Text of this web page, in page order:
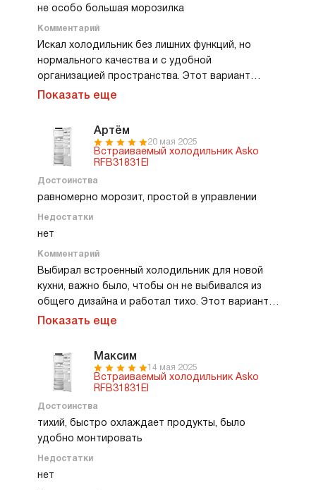
не особо большая морозилка
Комментарий
Искал холодильник без лишних функций, но
нормального качества и с удобной
организацией пространства. Этот вариант
оказался именно таким. Полки крепкие, ящики
встраивания. Морозильное отделение
сравнительно небольшое, но для меня хватает.
В целом ощущается как качественная техника,
которая не требует привыкания и просто
делает свою работу.
Показать еще
Артём
20 мая 2025
Встраиваемый холодильник Asko
RFB31831EI
Достоинства
равномерно морозит, простой в управлении
Недостатки
нет
Комментарий
Выбирал встроенный холодильник для новой
кухни, важно было, чтобы он не выбивался из
общего дизайна и работал тихо. Этот вариант
полностью устроил. Холод распределяется
переставлять, помещаются кастрюли и высокая
посуда. Температура держится стабильно,
управление простое. В повседневном
использовании вообще не напрягает, просто
работает и не требует внимания.
Показать еще
Максим
14 мая 2025
Встраиваемый холодильник Asko
RFB31831EI
Достоинства
тихий, быстро охлаждает продукты, было
удобно монтировать
Недостатки
нет